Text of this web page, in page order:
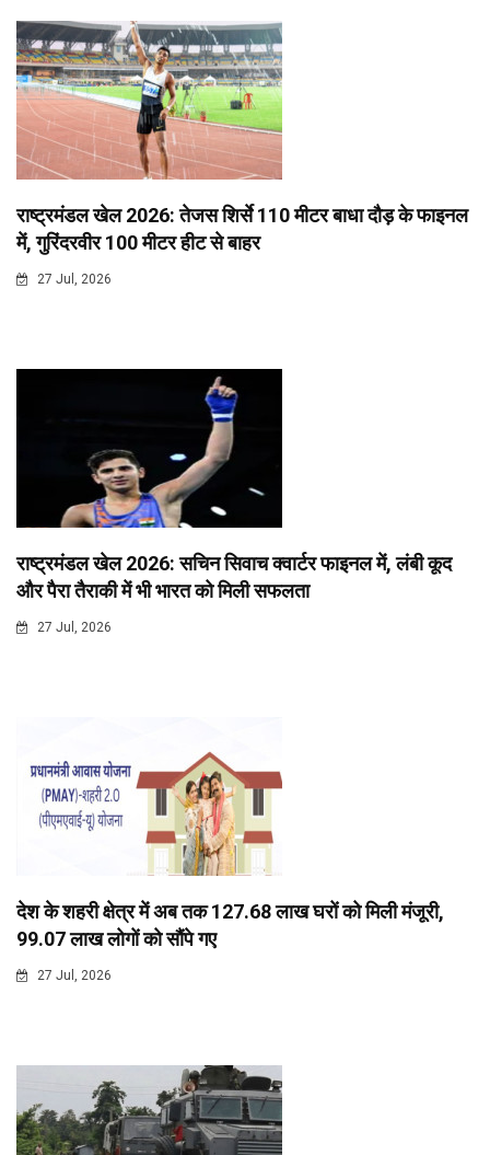
राष्ट्रमंडल खेल 2026: तेजस शिर्से 110 मीटर बाधा दौड़ के फाइनल
में, गुरिंदरवीर 100 मीटर हीट से बाहर
27 Jul, 2026
राष्ट्रमंडल खेल 2026: सचिन सिवाच क्वार्टर फाइनल में, लंबी कूद
और पैरा तैराकी में भी भारत को मिली सफलता
27 Jul, 2026
देश के शहरी क्षेत्र में अब तक 127.68 लाख घरों को मिली मंजूरी,
99.07 लाख लोगों को सौंपे गए
27 Jul, 2026